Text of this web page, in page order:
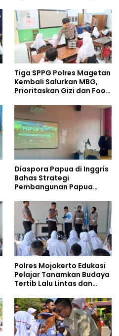
Tiga SPPG Polres Magetan
Kembali Salurkan MBG,
Prioritaskan Gizi dan Food
Diaspora Papua di Inggris
Bahas Strategi
Pembangunan Papua
Doktoral Internasional
Polres Mojokerto Edukasi
Pelajar Tanamkan Budaya
Tertib Lalu Lintas dan